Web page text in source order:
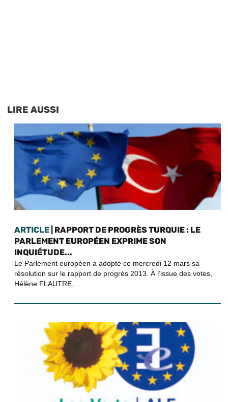
LIRE AUSSI
ARTICLE | RAPPORT DE PROGRÈS TURQUIE : LE
PARLEMENT EUROPÉEN EXPRIME SON
INQUIÉTUDE...
Le Parlement européen a adopté ce mercredi 12 mars sa
résolution sur le rapport de progrès 2013. À l’issue des votes,
Hélène FLAUTRE,...